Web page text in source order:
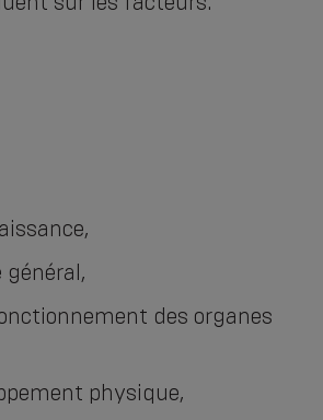
des organes
physique,